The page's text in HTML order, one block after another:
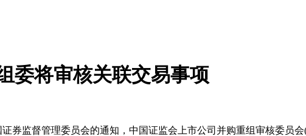
委将审核关联交易事项
监督管理委员会的通知，中国证监会上市公司并购重组审核委员